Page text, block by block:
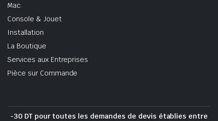
Mac
Console & Jouet
Installation
La Boutique
Services aux Entreprises
Pièce sur Commande
-30 DT pour toutes les demandes de devis établies entre